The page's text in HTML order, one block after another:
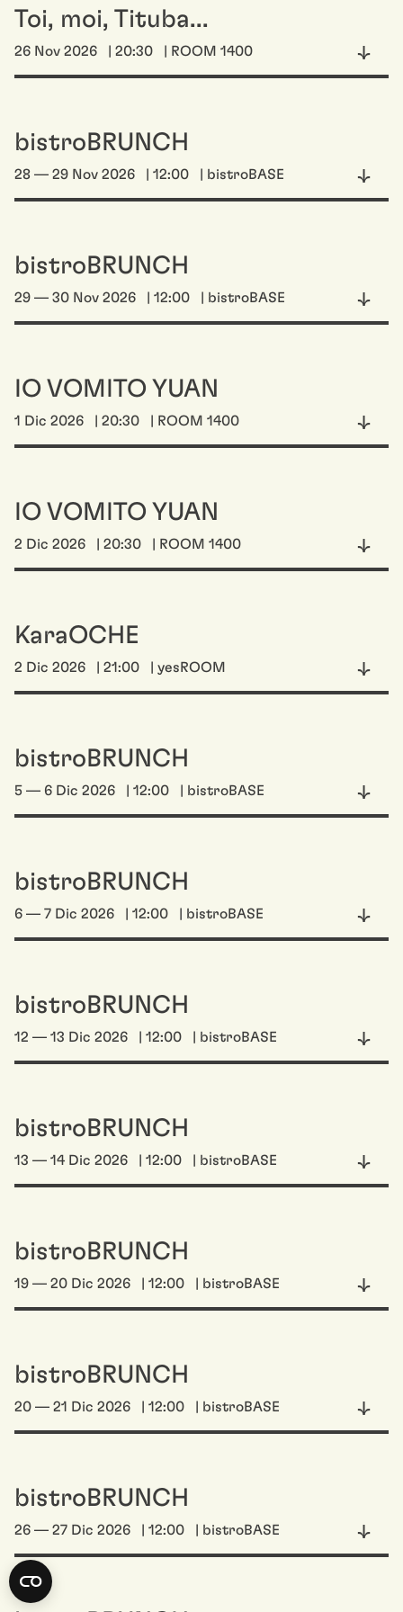
Toi, moi, Tituba...
26 Nov 2026 | 20:30 | ROOM 1400
bistroBRUNCH
28 — 29 Nov 2026 | 12:00 | bistroBASE
bistroBRUNCH
29 — 30 Nov 2026 | 12:00 | bistroBASE
IO VOMITO YUAN
1 Dic 2026 | 20:30 | ROOM 1400
IO VOMITO YUAN
2 Dic 2026 | 20:30 | ROOM 1400
KaraOCHE
2 Dic 2026 | 21:00 | yesROOM
bistroBRUNCH
5 — 6 Dic 2026 | 12:00 | bistroBASE
bistroBRUNCH
6 — 7 Dic 2026 | 12:00 | bistroBASE
bistroBRUNCH
12 — 13 Dic 2026 | 12:00 | bistroBASE
bistroBRUNCH
13 — 14 Dic 2026 | 12:00 | bistroBASE
bistroBRUNCH
19 — 20 Dic 2026 | 12:00 | bistroBASE
bistroBRUNCH
20 — 21 Dic 2026 | 12:00 | bistroBASE
bistroBRUNCH
26 — 27 Dic 2026 | 12:00 | bistroBASE